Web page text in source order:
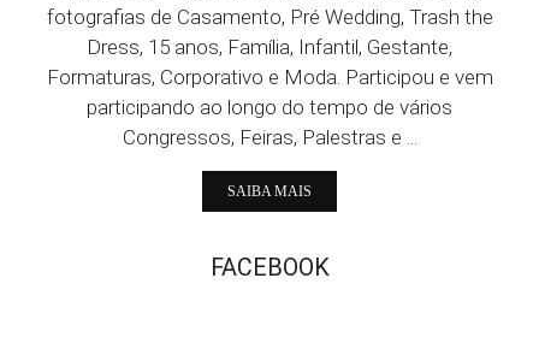
fotografias de Casamento, Pré Wedding, Trash the
Dress, 15 anos, Família, Infantil, Gestante,
Formaturas, Corporativo e Moda. Participou e vem
participando ao longo do tempo de vários
Congressos, Feiras, Palestras e ...
SAIBA MAIS
FACEBOOK